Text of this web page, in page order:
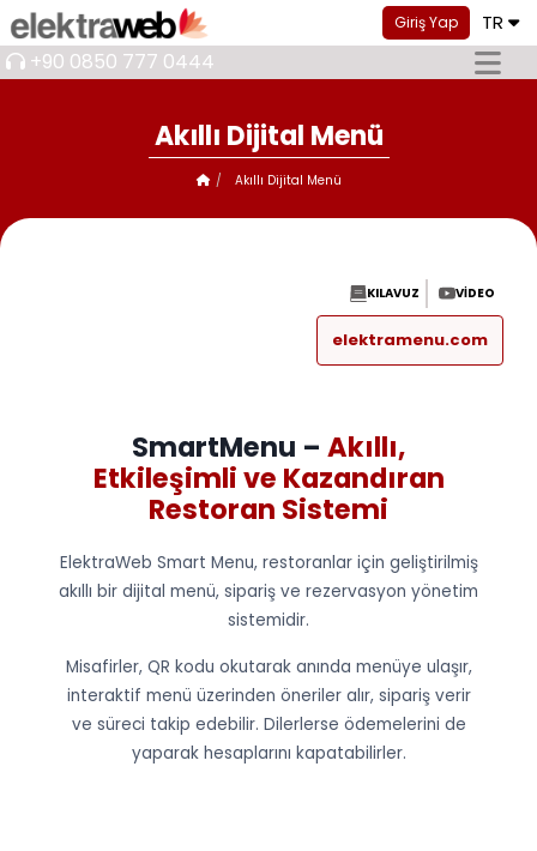
Giriş Yap TR
+90 0850 777 0444
Akıllı Dijital Menü
Akıllı Dijital Menü
KILAVUZ VIDEO
elektramenu.com
SmartMenu – Akıllı,
Etkileşimli ve Kazandıran
Restoran Sistemi
ElektraWeb Smart Menu, restoranlar için geliştirilmiş
akıllı bir dijital menü, sipariş ve rezervasyon yönetim
sistemidir.
Misafirler, QR kodu okutarak anında menüye ulaşır,
interaktif menü üzerinden öneriler alır, sipariş verir
ve süreci takip edebilir. Dilerlerse ödemelerini de
yaparak hesaplarını kapatabilirler.